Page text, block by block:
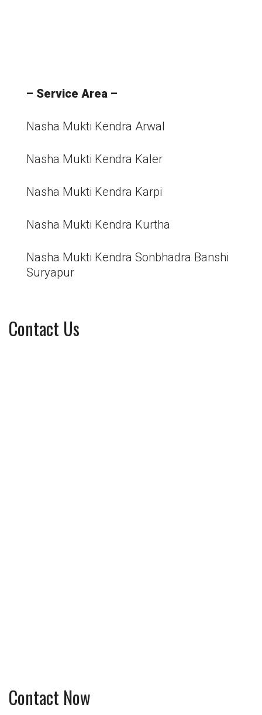
– Service Area –
Nasha Mukti Kendra Arwal
Nasha Mukti Kendra Kaler
Nasha Mukti Kendra Karpi
Nasha Mukti Kendra Kurtha
Nasha Mukti Kendra Sonbhadra Banshi
Suryapur
Contact Us
Contact Now